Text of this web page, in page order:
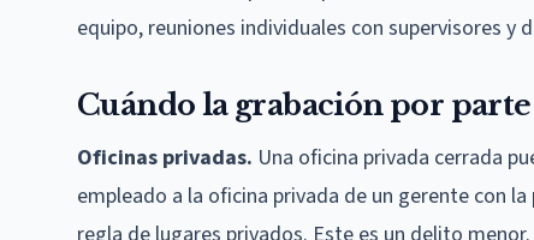
equipo, reuniones individuales con supervisores y
Cuándo la grabación por
Oficinas privadas. Una oficina privada cerrada
empleado a la oficina privada de un gerente con